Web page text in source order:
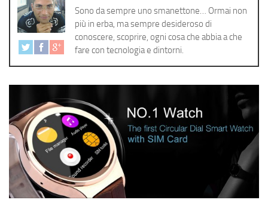
Sono da sempre uno smanettone… Ormai non
più in erba, ma sempre desideroso di
conoscere, scoprire, ogni cosa che abbia a che
fare con tecnologia e dintorni.